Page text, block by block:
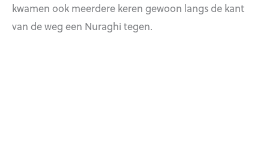
kwamen ook meerdere keren gewoon langs de kant
van de weg een Nuraghi tegen.